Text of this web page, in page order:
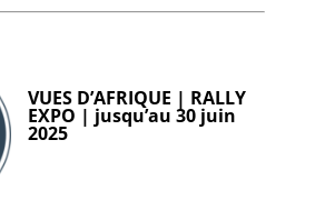
VUES D’AFRIQUE | RALLY
EXPO | jusqu’au 30 juin
2025